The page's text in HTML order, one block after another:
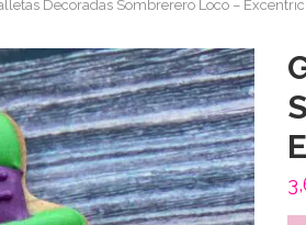
Decoradas Sombrerero Loco –